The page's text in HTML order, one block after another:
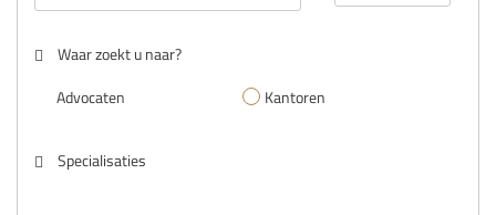
Waar zoekt u naar?
Advocaten
Kantoren
Specialisaties